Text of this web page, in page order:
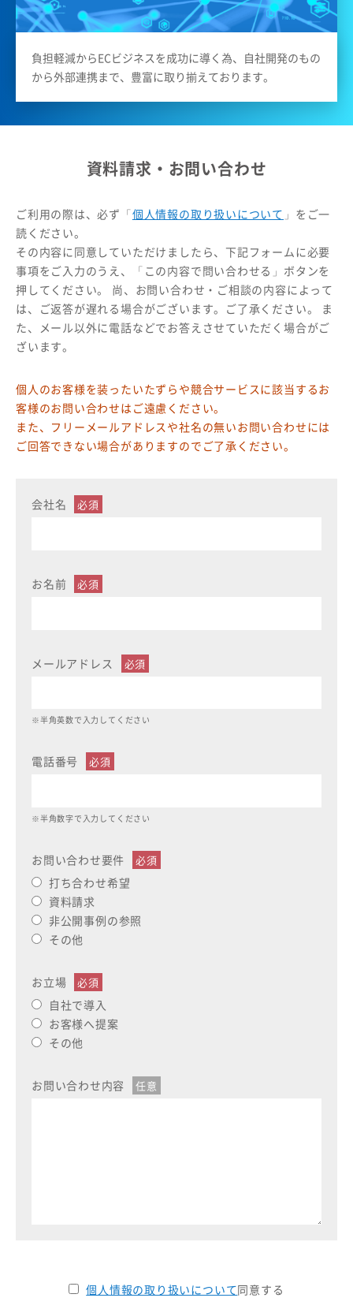
負担軽減からECビジネスを成功に導く為、自社開発のもの
から外部連携まで、豊富に取り揃えております。
資料請求・お問い合わせ
ご利用の際は、必ず「個人情報の取り扱いについて 」をご一
読ください。
その内容に同意していただけましたら、下記フォームに必要
事項をご入力のうえ、「この内容で問い合わせる」ボタンを
押してください。 尚、お問い合わせ・ご相談の内容によって
は、ご返答が遅れる場合がございます。ご了承ください。 ま
た、メール以外に電話などでお答えさせていただく場合がご
ざいます。
個人のお客様を装ったいたずらや競合サービスに該当するお
客様のお問い合わせはご遠慮ください。
また、フリーメールアドレスや社名の無いお問い合わせには
ご回答できない場合がありますのでご了承ください。
会社名
お名前
メールアドレス
※半角英数で入力してください
電話番号
※半角数字で入力してください
お問い合わせ要件
打ち合わせ希望
資料請求
非公開事例の参照
その他
お立場
自社で導入
お客様へ提案
その他
お問い合わせ内容
個人情報の取り扱いについて同意する